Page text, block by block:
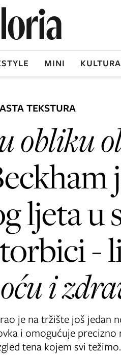
MINI KULTURA
TEKSTURA
obliku
ljeta u
-
i
je na tržište još jedan
i omogućuje precizno
tena kojem svi težimo.